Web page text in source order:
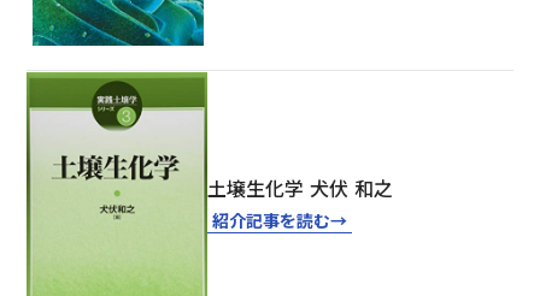
土壌生化学 犬伏 和之
紹介記事を読む→